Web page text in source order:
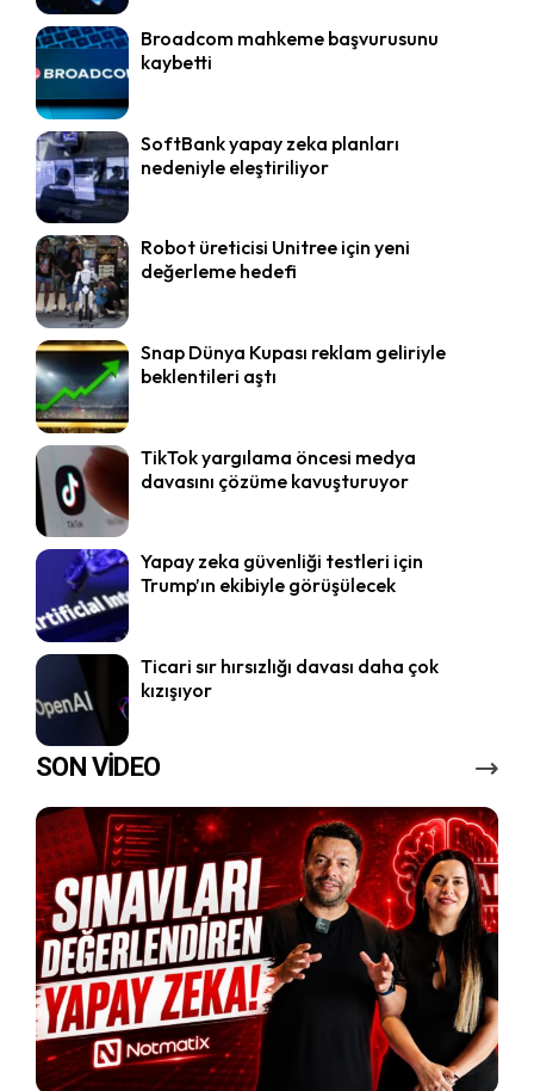
Broadcom mahkeme başvurusunu
kaybetti
SoftBank yapay zeka planları
nedeniyle eleştiriliyor
Robot üreticisi Unitree için yeni
değerleme hedefi
Snap Dünya Kupası reklam geliriyle
beklentileri aştı
TikTok yargılama öncesi medya
davasını çözüme kavuşturuyor
Yapay zeka güvenliği testleri için
Trump’ın ekibiyle görüşülecek
Ticari sır hırsızlığı davası daha çok
kızışıyor
SON VİDEO